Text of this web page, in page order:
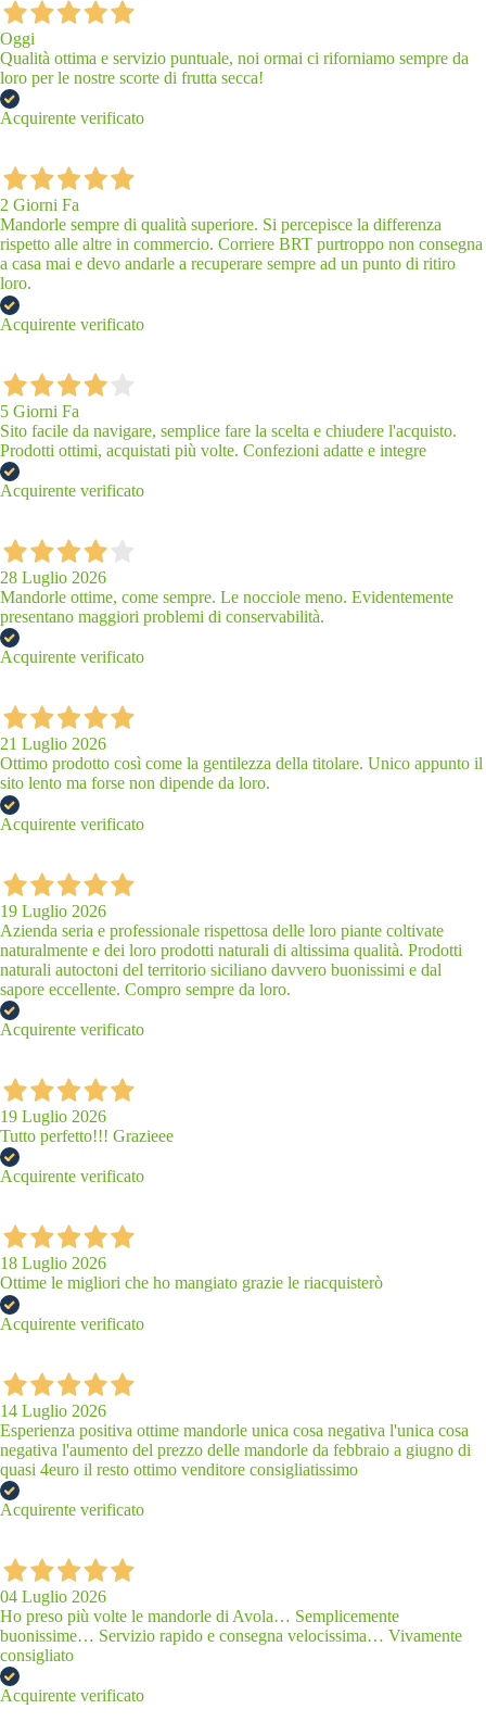
Oggi
Qualità ottima e servizio puntuale, noi ormai ci riforniamo sempre da
loro per le nostre scorte di frutta secca!
Acquirente verificato
2 Giorni Fa
Mandorle sempre di qualità superiore. Si percepisce la differenza
rispetto alle altre in commercio. Corriere BRT purtroppo non consegna
a casa mai e devo andarle a recuperare sempre ad un punto di ritiro
loro.
Acquirente verificato
5 Giorni Fa
Sito facile da navigare, semplice fare la scelta e chiudere l'acquisto.
Prodotti ottimi, acquistati più volte. Confezioni adatte e integre
Acquirente verificato
28 Luglio 2026
Mandorle ottime, come sempre. Le nocciole meno. Evidentemente
presentano maggiori problemi di conservabilità.
Acquirente verificato
21 Luglio 2026
Ottimo prodotto così come la gentilezza della titolare. Unico appunto il
sito lento ma forse non dipende da loro.
Acquirente verificato
19 Luglio 2026
Azienda seria e professionale rispettosa delle loro piante coltivate
naturalmente e dei loro prodotti naturali di altissima qualità. Prodotti
naturali autoctoni del territorio siciliano davvero buonissimi e dal
sapore eccellente. Compro sempre da loro.
Acquirente verificato
19 Luglio 2026
Tutto perfetto!!! Grazieee
Acquirente verificato
18 Luglio 2026
Ottime le migliori che ho mangiato grazie le riacquisterò
Acquirente verificato
14 Luglio 2026
Esperienza positiva ottime mandorle unica cosa negativa l'unica cosa
negativa l'aumento del prezzo delle mandorle da febbraio a giugno di
quasi 4euro il resto ottimo venditore consigliatissimo
Acquirente verificato
04 Luglio 2026
Ho preso più volte le mandorle di Avola… Semplicemente
buonissime… Servizio rapido e consegna velocissima… Vivamente
consigliato
Acquirente verificato